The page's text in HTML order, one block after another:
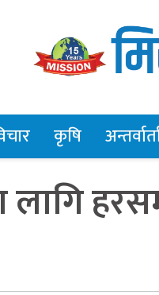
कृषि
लागि